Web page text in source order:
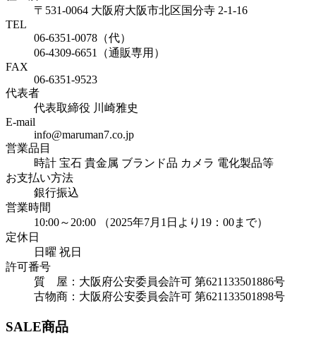
〒531-0064 大阪府大阪市北区国分寺 2-1-16
TEL
06-6351-0078（代）
06-4309-6651（通販専用）
FAX
06-6351-9523
代表者
代表取締役 川崎雅史
E-mail
info@maruman7.co.jp
営業品目
時計 宝石 貴金属 ブランド品 カメラ 電化製品等
お支払い方法
銀行振込
営業時間
10:00～20:00 （2025年7月1日より19：00まで）
定休日
日曜 祝日
許可番号
質 屋：大阪府公安委員会許可 第621133501886号
古物商：大阪府公安委員会許可 第621133501898号
SALE商品